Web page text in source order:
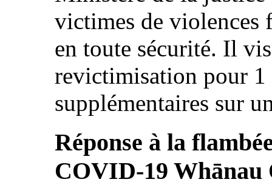
victimes de violences
en toute sécurité. Il
revictimisation pour 1
supplémentaires sur
Réponse à la
COVID-19 Whānau